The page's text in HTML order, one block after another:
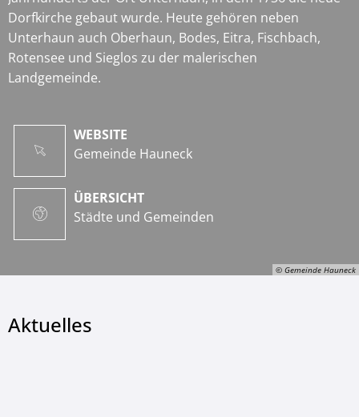
© Gemeinde Hauneck
Dorfkirche gebaut wurde. Heute gehören neben
Unterhaun auch Oberhaun, Bodes, Eitra, Fischbach,
Rotensee und Sieglos zu der malerischen
Landgemeinde.
WEBSITE
Gemeinde Hauneck
ÜBERSICHT
Städte und Gemeinden
Aktuelles